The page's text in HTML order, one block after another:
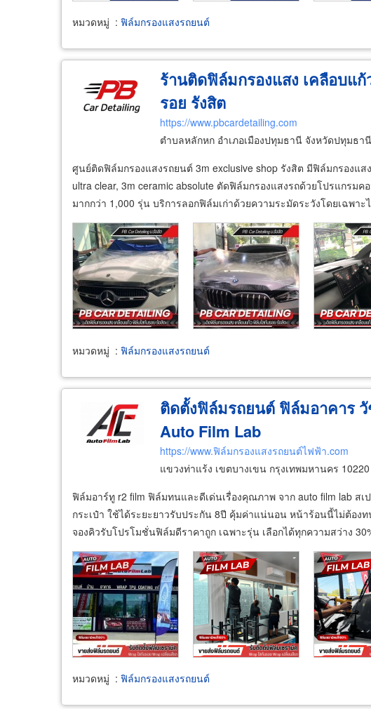
หมวดหมู่ : ฟิล์มกรองแสงรถยนต์
ร้านติดฟิล์มกรองแสง เคลือบแ
รอย รังสิต
https://www.pbcardetailing.com
ตำบลหลักหก อำเภอเมืองปทุมธานี จังหวัดปทุมธา
ศูนย์ติดฟิล์มกรองแสงรถยนต์ 3m exclusive shop รังสิต มีฟิล์มกรองแส
ultra clear, 3m ceramic absolute ตัดฟิล์มกรองแสงรถด้วยโปรแกรม
มากกว่า 1,000 รุ่น บริการลอกฟิล์มเก่าด้วยความระมัดระวังโดยเฉพาะ
หมวดหมู่ : ฟิล์มกรองแสงรถยนต์
ติดตั้งฟิล์มรถยนต์ ฟิล์มอาคาร
Auto Film Lab
https://www.ฟิล์มกรองแสงรถยนต์ไฟฟ้า.com
แขวงท่าแร้ง เขตบางเขน กรุงเทพมหานคร 10220
ฟิล์มอาร์ทู r2 film ฟิล์มทนและดีเด่นเรื่องคุณภาพ จาก auto film lab ส
กระเป๋า ใช้ได้ระยะยาวรับประกัน 8ปี คุ้มค่าแน่นอน หน้าร้อนนี้ไม่ต้อง
จองคิวรับโปรโมชั่นฟิล์มดีราคาถูก เฉพาะรุ่น เลือกได้ทุกความสว่าง
หมวดหมู่ : ฟิล์มกรองแสงรถยนต์